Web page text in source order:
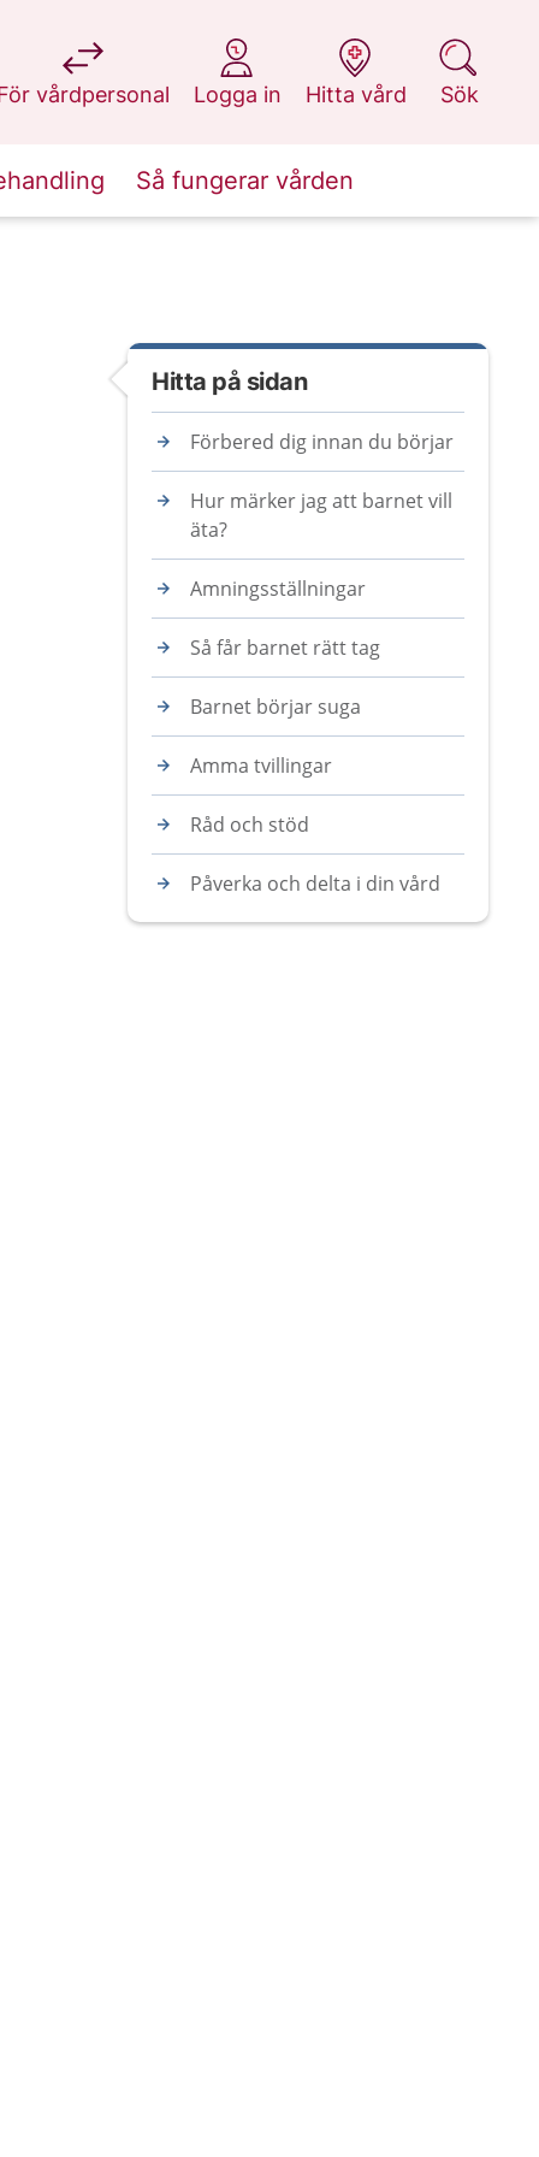
vårdpersonal
på 1177.se
Logga in
på 1177.se
Hitta vård
på 1177.se
Sök
på 1177.se
Så fungerar vården
Hitta på sidan
Förbered dig innan du börjar
Hur märker jag att barnet vill
äta?
Amningsställningar
Så får barnet rätt tag
Barnet börjar suga
Amma tvillingar
Råd och stöd
Påverka och delta i din vård